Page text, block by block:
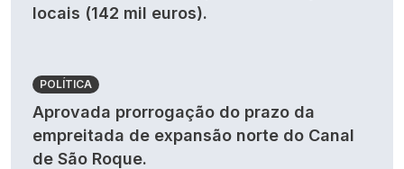
locais (142 mil euros).
POLÍTICA
Aprovada prorrogação do prazo da
empreitada de expansão norte do Canal
de São Roque.